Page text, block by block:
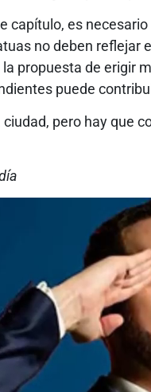
capítulo, es
no deben reflejar
propuesta de erigir
puede
pero hay que